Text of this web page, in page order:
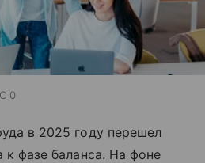
0
в 2025 году перешел
к фазе баланса. На фоне